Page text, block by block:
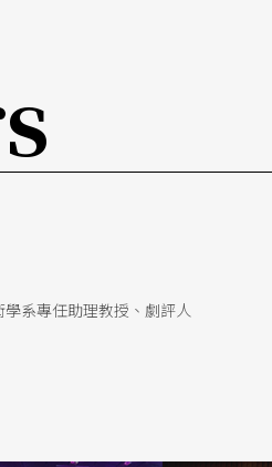
否成立，是有待進一步斟酌思
作既有的創作脈絡，不僅是歷
作自身的理解脈絡，應該是《
系專任助理教授、劇評人